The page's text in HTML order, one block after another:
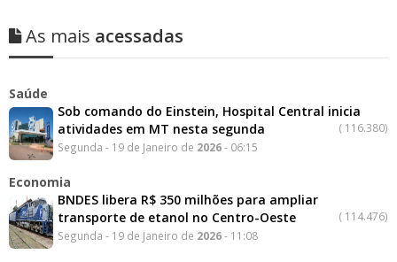
As mais acessadas
Saúde
Sob comando do Einstein, Hospital Central inicia
atividades em MT nesta segunda
( 116.380)
Segunda - 19 de Janeiro de 2026- 06:15
Economia
BNDES libera R$ 350 milhões para ampliar
transporte de etanol no Centro-Oeste
( 114.476)
Segunda - 19 de Janeiro de 2026- 11:08